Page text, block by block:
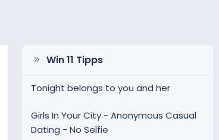
Win 11 Tipps
Tonight belongs to you and her
Girls In Your City - Anonymous Casual
Dating - No Selfie